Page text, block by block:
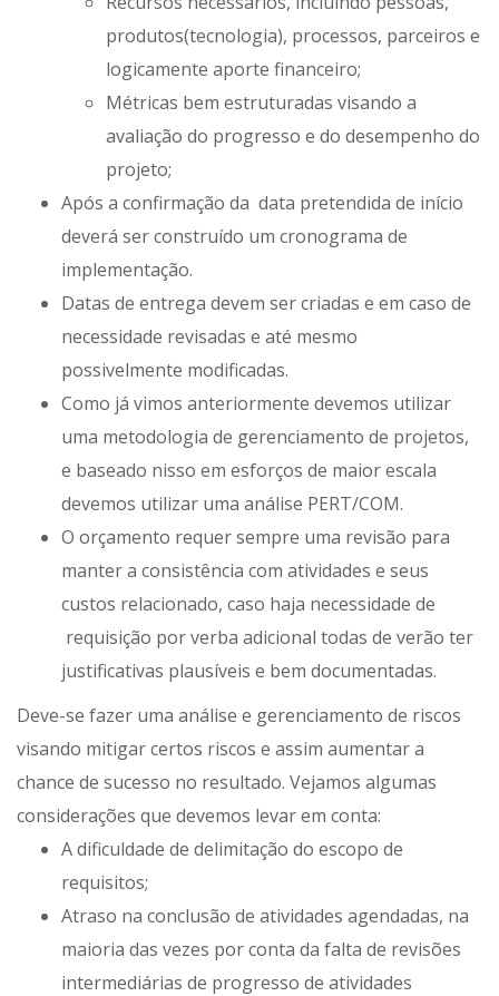
produtos(tecnologia), processos, parceiros e
logicamente aporte financeiro;
Métricas bem estruturadas visando a
avaliação do progresso e do desempenho do
projeto;
Após a confirmação da data pretendida de início
deverá ser construído um cronograma de
implementação.
Datas de entrega devem ser criadas e em caso de
necessidade revisadas e até mesmo
possivelmente modificadas.
Como já vimos anteriormente devemos utilizar
uma metodologia de gerenciamento de projetos,
e baseado nisso em esforços de maior escala
devemos utilizar uma análise PERT/COM.
O orçamento requer sempre uma revisão para
manter a consistência com atividades e seus
custos relacionado, caso haja necessidade de
requisição por verba adicional todas de verão ter
justificativas plausíveis e bem documentadas.
Deve-se fazer uma análise e gerenciamento de riscos
visando mitigar certos riscos e assim aumentar a
chance de sucesso no resultado. Vejamos algumas
considerações que devemos levar em conta:
A dificuldade de delimitação do escopo de
requisitos;
Atraso na conclusão de atividades agendadas, na
maioria das vezes por conta da falta de revisões
intermediárias de progresso de atividades